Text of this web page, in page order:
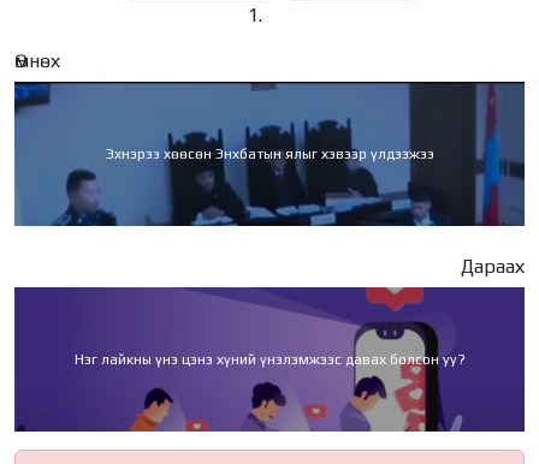
Өмнөх
Эхнэрээ хөөсөн Энхбатын ялыг хэвээр үлдээжээ
Дараах
Нэг лайкны үнэ цэнэ хүний үнэлэмжээс давах болсон уу?